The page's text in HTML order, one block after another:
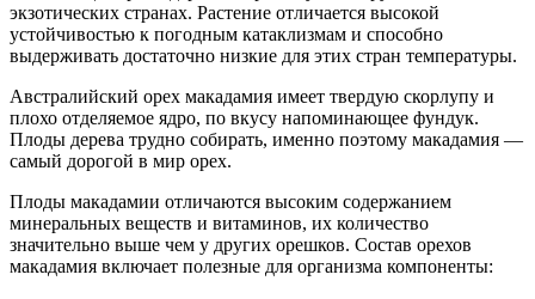
экзотических странах. Растение отличается высокой
устойчивостью к погодным катаклизмам и способно
выдерживать достаточно низкие для этих стран температуры.
Австралийский орех макадамия имеет твердую скорлупу и
плохо отделяемое ядро, по вкусу напоминающее фундук.
Плоды дерева трудно собирать, именно поэтому макадамия —
самый дорогой в мир орех.
Плоды макадамии отличаются высоким содержанием
минеральных веществ и витаминов, их количество
значительно выше чем у других орешков. Состав орехов
макадамия включает полезные для организма компоненты: